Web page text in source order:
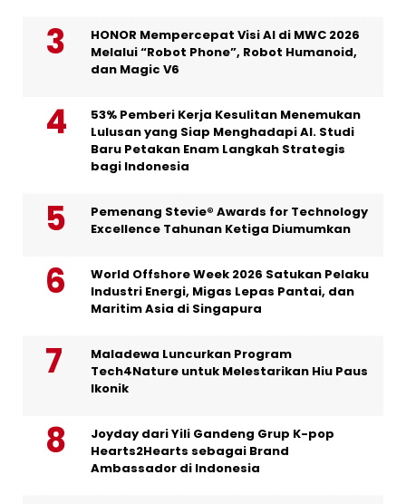
HONOR Mempercepat Visi AI di MWC 2026
Melalui “Robot Phone”, Robot Humanoid,
dan Magic V6
53% Pemberi Kerja Kesulitan Menemukan
Lulusan yang Siap Menghadapi AI. Studi
Baru Petakan Enam Langkah Strategis
bagi Indonesia
Pemenang Stevie® Awards for Technology
Excellence Tahunan Ketiga Diumumkan
World Offshore Week 2026 Satukan Pelaku
Industri Energi, Migas Lepas Pantai, dan
Maritim Asia di Singapura
Maladewa Luncurkan Program
Tech4Nature untuk Melestarikan Hiu Paus
Ikonik
Joyday dari Yili Gandeng Grup K-pop
Hearts2Hearts sebagai Brand
Ambassador di Indonesia